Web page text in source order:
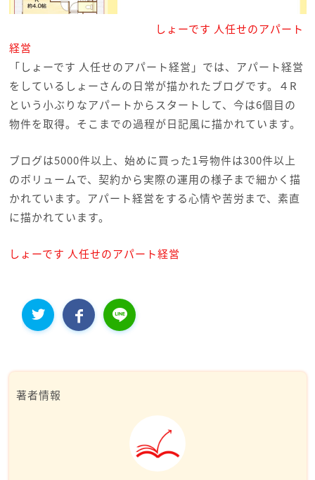
しょーです 人任せのアパート
経営
「しょーです 人任せのアパート経営」では、アパート経営
をしているしょーさんの日常が描かれたブログです。４R
という小ぶりなアパートからスタートして、今は6個目の
物件を取得。そこまでの過程が日記風に描かれています。
ブログは5000件以上、始めに買った1号物件は300件以上
のボリュームで、契約から実際の運用の様子まで細かく描
かれています。アパート経営をする心情や苦労まで、素直
に描かれています。
しょーです 人任せのアパート経営
著者情報